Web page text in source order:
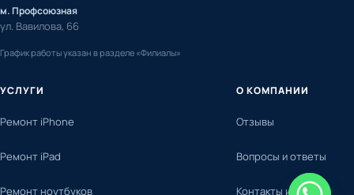
УСЛУГИ
Ремонт iPhone
Ремонт iPad
Ремонт ноутбуков
О КОМПАНИИ
Отзывы
Вопросы и ответы
Контакты и адреса
м. Профсоюзная
ул. Вавилова, 66
График работы указан в разделе «Филиалы»